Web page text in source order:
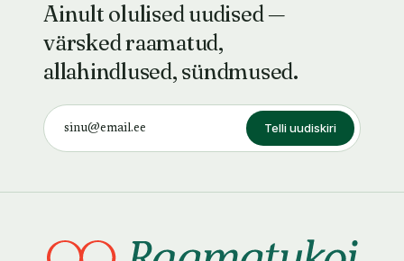
Ainult olulised uudised —
värsked raamatud,
allahindlused, sündmused.
Telli uudiskiri